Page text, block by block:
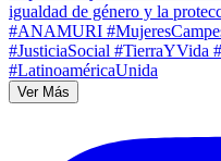
Ver Más